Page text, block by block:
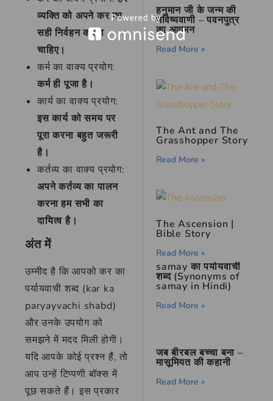
व्यक्ति को अपने कर का
सही निर्वहन करना
चाहिए।
कर्म का वाक्य प्रयोग:
कर्म ही पूजा है।
कार्य का वाक्य प्रयोग:
इस कार्य को समय पर
पूरा करना बहुत जरूरी
है।
कर्तव्य का वाक्य प्रयोग:
अपने कर्तव्य का पालन
करना हम सभी का
दायित्व है।
अंत में
उम्मीद है कि आपको कर का
पर्यायवाची शब्द (kar ka
paryayvachi shabd)
और उनके उपयोग को
समझने में मदद मिली होगी।
यदि आपके कोई प्रश्न हैं, तो
आप उन्हें टिप्पणी बॉक्स में
पूछ सकते हैं। इस प्रकार
हनुमान जी के जन्म की
भविष्यवाणी – पवनपुत्र
का आगमन
Read More »
The Ant and The
Grasshopper Story
Read More »
The Ascension |
Bible Story
Read More »
samay का पर्यायवाची
शब्द (Synonyms of
samay in Hindi)
Read More »
जब बीरबल बच्चा बना –
मासूमियत की कहानी
Read More »